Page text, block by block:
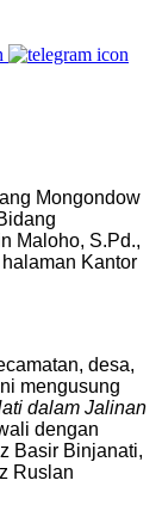
Mongondow
Maloho, S.Pd.,
Kantor
desa,
mengusung
dalam Jalinan
dengan
Basir Binjanati,
Ruslan